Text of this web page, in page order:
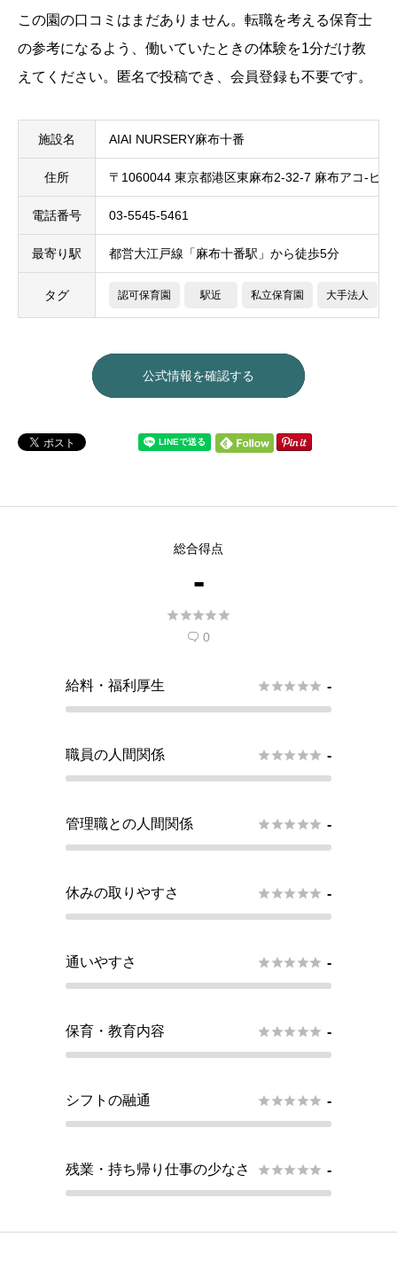
この園の口コミはまだありません。転職を考える保育士
の参考になるよう、働いていたときの体験を1分だけ教
えてください。匿名で投稿でき、会員登録も不要です。
施設名 AIAI NURSERY麻布十番
住所 〒1060044 東京都港区東麻布2-32-7 麻布アコ-ビル
電話番号 03-5545-5461
最寄り駅 都営大江戸線「麻布十番駅」から徒歩5分
タグ 認可保育園 駅近 私立保育園 大手法人
公式情報を確認する
総合得点
-

 0
給料・福利厚生  -
職員の人間関係  -
管理職との人間関係  -
休みの取りやすさ  -
通いやすさ  -
保育・教育内容  -
シフトの融通  -
残業・持ち帰り仕事の少なさ  -